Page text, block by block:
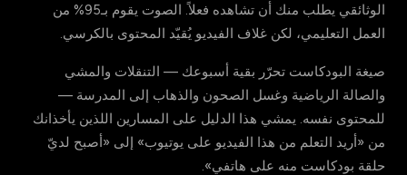
الوثائقي يطلب منك أن تشاهده فعلاً. الصوت يقوم بـ95% من
العمل التعليمي، لكن غلاف الفيديو يُقيّد المحتوى بالكرسي.
صيغة البودكاست تحرّر بقية أسبوعك — التنقلات والمشي
والصالة الرياضية وغسل الصحون والذهاب إلى المدرسة —
للمحتوى نفسه. يمشي هذا الدليل على المسارين اللذين يأخذانك
من «أريد التعلم من هذا الفيديو على يوتيوب» إلى «أصبح لديّ
حلقة بودكاست منه على هاتفي».